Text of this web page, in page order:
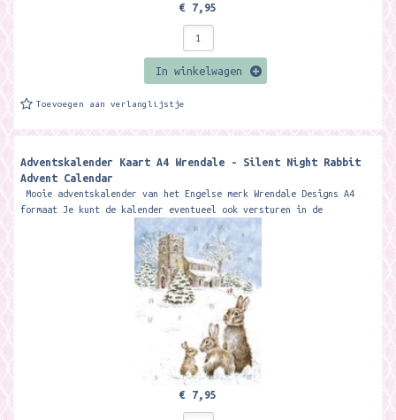
€ 7,95
In winkelwagen
Toevoegen aan verlanglijstje
Adventskalender Kaart A4 Wrendale - Silent Night Rabbit
Advent Calendar
Mooie adventskalender van het Engelse merk Wrendale Designs A4
formaat Je kunt de kalender eventueel ook versturen in de
€ 7,95